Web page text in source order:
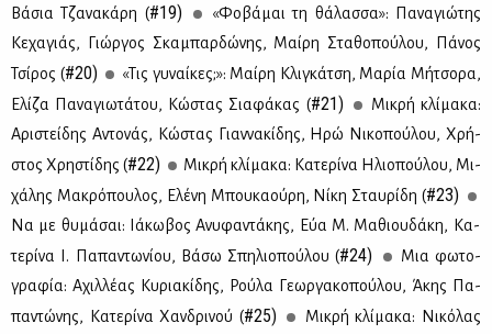
Βά­σια Τζα­να­κά­ρη (#19)
«Φο­βά­μαι τη θά­λασ­σα»: Πα­να­γιώ­της
Κε­χα­γιάς, Γιώρ­γος Σκα­μπαρ­δώ­νης, Μαί­ρη Στα­θο­πού­λου, Πά­νος
Τσί­ρος (#20)
«Τις γυ­ναί­κες;»: Μαί­ρη Κλι­γκά­τση, Μα­ρία Μή­τσο­ρα,
Ελί­ζα Πα­να­γιω­τά­του, Κώ­στας Σια­φά­κας (#21)
Μι­κρή κλί­μα­κα:
Αρι­στεί­δης Αντο­νάς, Κώ­στας Γιαν­να­κί­δης, Ηρώ Νι­κο­πού­λου, Χρή­
στος Χρη­στί­δης (#22)
Μι­κρή κλί­μα­κα: Κα­τε­ρί­να Ηλιο­πού­λου, Μι­
χά­λης Μα­κρό­που­λος, Ελέ­νη Μπου­κα­ού­ρη, Νί­κη Σταυ­ρί­δη (#23)
Να με θυ­μά­σαι: Ιά­κω­βος Ανυ­φα­ντά­κης, Εύα Μ. Μα­θιου­δά­κη, Κα­
τε­ρί­να Ι. Πα­πα­ντω­νί­ου, Βά­σω Σπη­λιο­πού­λου (#24)
Μια φω­το­
γρα­φία: Αχιλ­λέ­ας Κυ­ρια­κί­δης, Ρού­λα Γε­ωρ­γα­κο­πού­λου, Άκης Πα­
πα­ντώ­νης, Κα­τε­ρί­να Χαν­δρι­νού (#25) Μι­κρή κλί­μα­κα: Νι­κό­λας